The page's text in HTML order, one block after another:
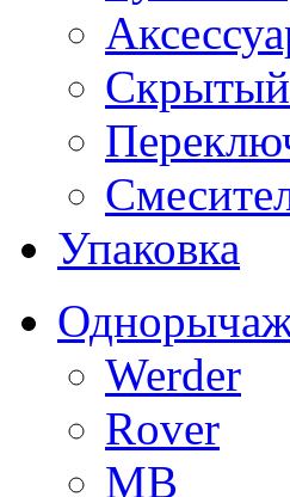
Упаковка
Werder
Rover
MB